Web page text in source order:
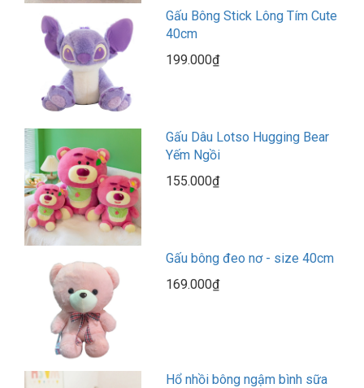
Gấu Bông Stick Lông Tím Cute
40cm
199.000₫
Gấu Dâu Lotso Hugging Bear
Yếm Ngồi
155.000₫
Gấu bông đeo nơ - size 40cm
169.000₫
Hổ nhồi bông ngậm bình sữa